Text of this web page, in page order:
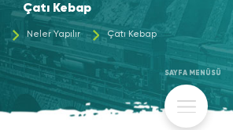
Çatı Kebap
Neler Yapılır Çatı Kebap
SAYFA MENÜSÜ